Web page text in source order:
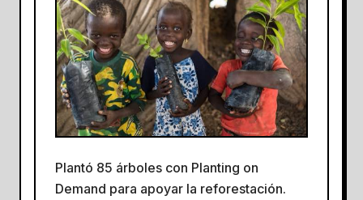
Plantó 85 árboles con Planting on
Demand para apoyar la reforestación.